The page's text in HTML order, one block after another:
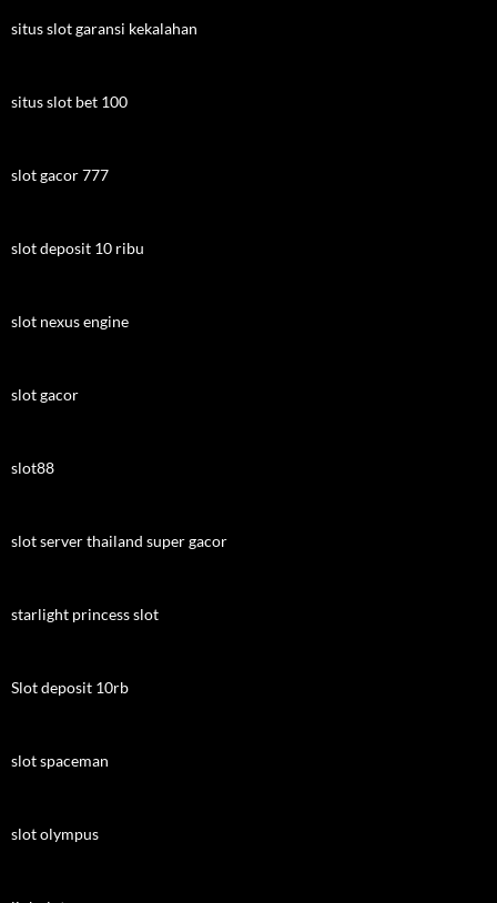
situs slot garansi kekalahan
situs slot bet 100
slot gacor 777
slot deposit 10 ribu
slot nexus engine
slot gacor
slot88
slot server thailand super gacor
starlight princess slot
Slot deposit 10rb
slot spaceman
slot olympus